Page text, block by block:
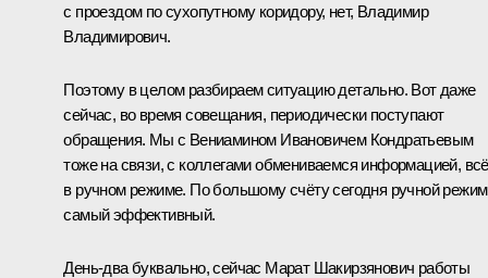
с проездом по сухопутному коридору, нет, Владимир
Владимирович.
Поэтому в целом разбираем ситуацию детально. Вот даже
сейчас, во время совещания, периодически поступают
обращения. Мы с Вениамином Ивановичем Кондратьевым
тоже на связи, с коллегами обмениваемся информацией, всё
в ручном режиме. По большому счёту сегодня ручной
самый эффективный.
День-два буквально, сейчас Марат Шакирзянович работы